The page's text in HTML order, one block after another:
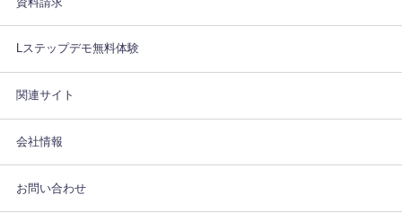
Lステップデモ無料体験
関連サイト
会社情報
お問い合わせ